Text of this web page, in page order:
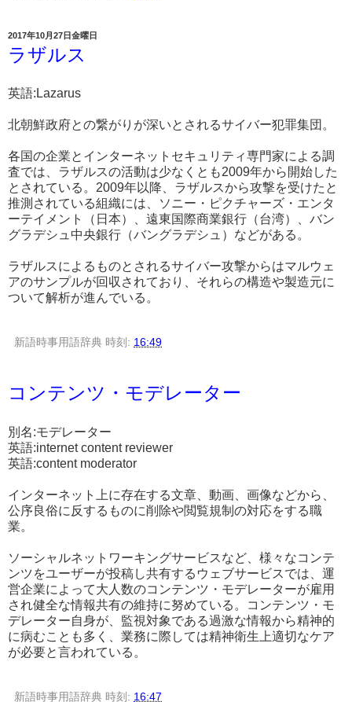
2017年10月27日金曜日
ラザルス
英語:Lazarus
北朝鮮政府との繋がりが深いとされるサイバー犯罪集団。
各国の企業とインターネットセキュリティ専門家による調
査では、ラザルスの活動は少なくとも2009年から開始した
とされている。2009年以降、ラザルスから攻撃を受けたと
推測されている組織には、ソニー・ピクチャーズ・エンタ
ーテイメント（日本）、遠東国際商業銀行（台湾）、バン
グラデシュ中央銀行（バングラデシュ）などがある。
ラザルスによるものとされるサイバー攻撃からはマルウェ
アのサンプルが回収されており、それらの構造や製造元に
ついて解析が進んでいる。
新語時事用語辞典 時刻: 16:49
コンテンツ・モデレーター
別名:モデレーター
英語:internet content reviewer
英語:content moderator
インターネット上に存在する文章、動画、画像などから、
公序良俗に反するものに削除や閲覧規制の対応をする職
業。
ソーシャルネットワーキングサービスなど、様々なコンテ
ンツをユーザーが投稿し共有するウェブサービスでは、運
営企業によって大人数のコンテンツ・モデレーターが雇用
され健全な情報共有の維持に努めている。コンテンツ・モ
デレーター自身が、監視対象である過激な情報から精神的
に病むことも多く、業務に際しては精神衛生上適切なケア
が必要と言われている。
新語時事用語辞典 時刻: 16:47